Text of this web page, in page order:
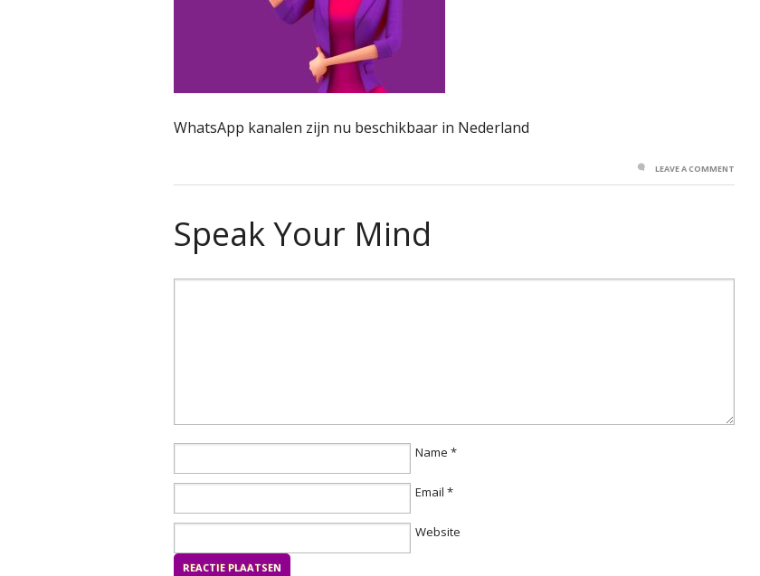
WhatsApp kanalen zijn nu beschikbaar in Nederland
LEAVE A COMMENT
Speak Your Mind
Name *
Email *
Website